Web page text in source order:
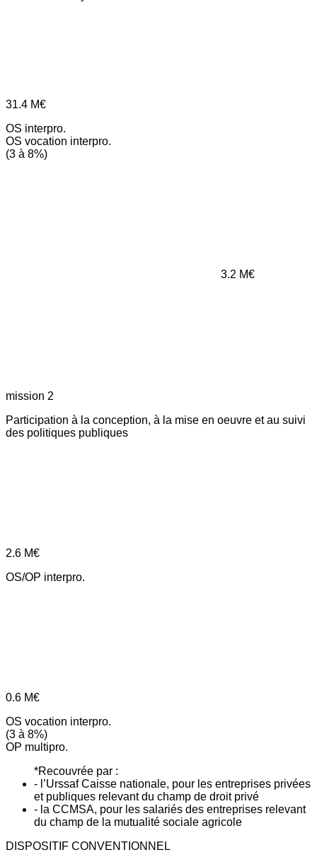
31.4 M€
OS interpro.
OS vocation interpro.
(3 à 8%)
3.2 M€
mission 2
Participation à la conception, à la mise en oeuvre et au suivi
des politiques publiques
2.6 M€
OS/OP interpro.
0.6 M€
OS vocation interpro.
(3 à 8%)
OP multipro.
*Recouvrée par :
- l’Urssaf Caisse nationale, pour les entreprises privées
et publiques relevant du champ de droit privé
- la CCMSA, pour les salariés des entreprises relevant
du champ de la mutualité sociale agricole
DISPOSITIF CONVENTIONNEL